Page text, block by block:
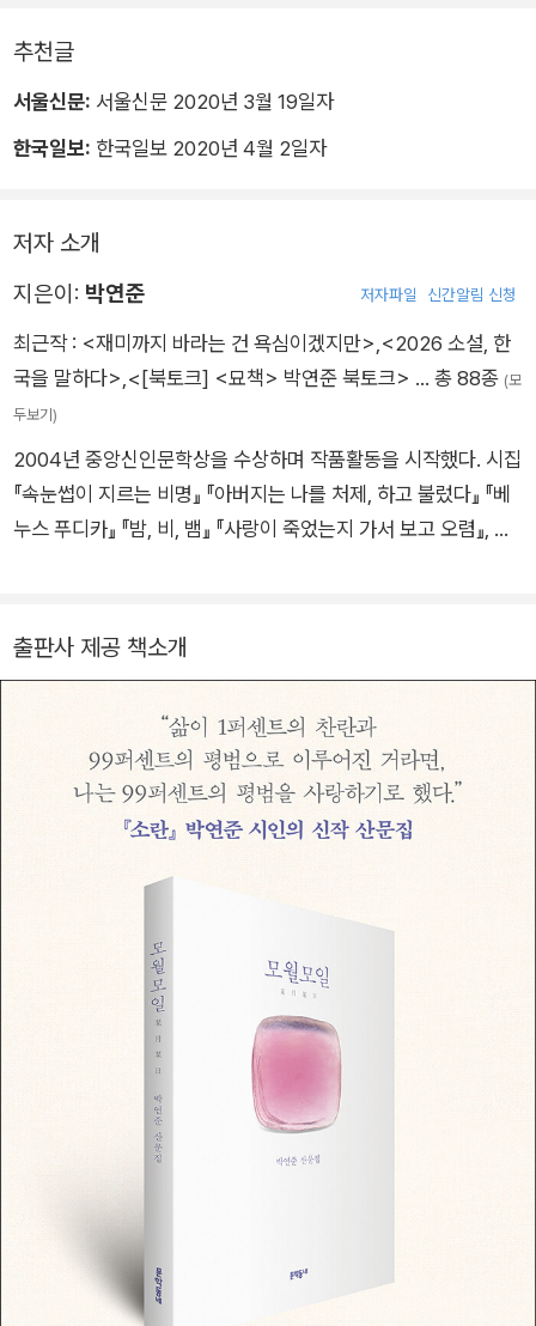
추천글
서울신문: 서울신문 2020년 3월 19일자
한국일보: 한국일보 2020년 4월 2일자
저자 소개
지은이: 박연준 저자파일 신간알림 신청
최근작 : <재미까지 바라는 건 욕심이겠지만>,<2026 소설, 한
국을 말하다>,<[북토크] <묘책> 박연준 북토크> … 총 88종 (모
두보기)
2004년 중앙신인문학상을 수상하며 작품활동을 시작했다. 시집
『속눈썹이 지르는 비명』 『아버지는 나를 처제, 하고 불렀다』 『베
누스 푸디카』 『밤, 비, 뱀』 『사랑이 죽었는지 가서 보고 오렴』, 장
출판사 제공 책소개